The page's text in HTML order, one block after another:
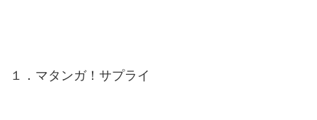
１．マタンガ！サプライ